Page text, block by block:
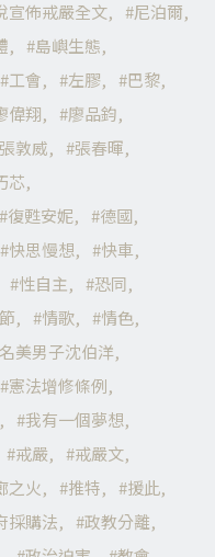
宣佈戒嚴全文
尼泊爾
島嶼生態
工會 左膠
巴黎
偉翔
廖品鈞
張敦威
張春暉
芯
復甦安妮
德國
快思慢想
快車
性自主
恐同
情歌
情色
美男子沈伯洋
憲法增修條例
我有一個夢想
戒嚴
戒嚴文
之火 推特
援此
採購法
政教分離